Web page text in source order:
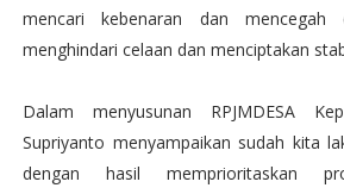
mencari kebenaran dan mencegah
menghindari celaan dan menciptakan
Dalam menyusunan RPJMDESA
Supriyanto menyampaikan sudah kita
dengan hasil memprioritaskan